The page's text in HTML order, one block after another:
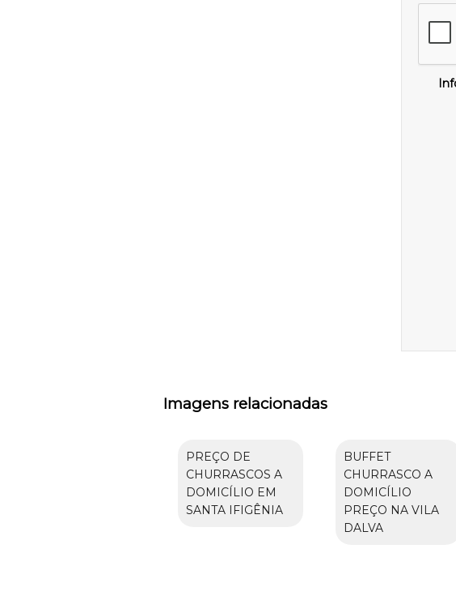
Imagens relacionadas
PREÇO DE
CHURRASCOS A
DOMICÍLIO EM
SANTA IFIGÊNIA
BUFFET
CHURRASCO A
DOMICÍLIO
PREÇO NA VILA
DALVA